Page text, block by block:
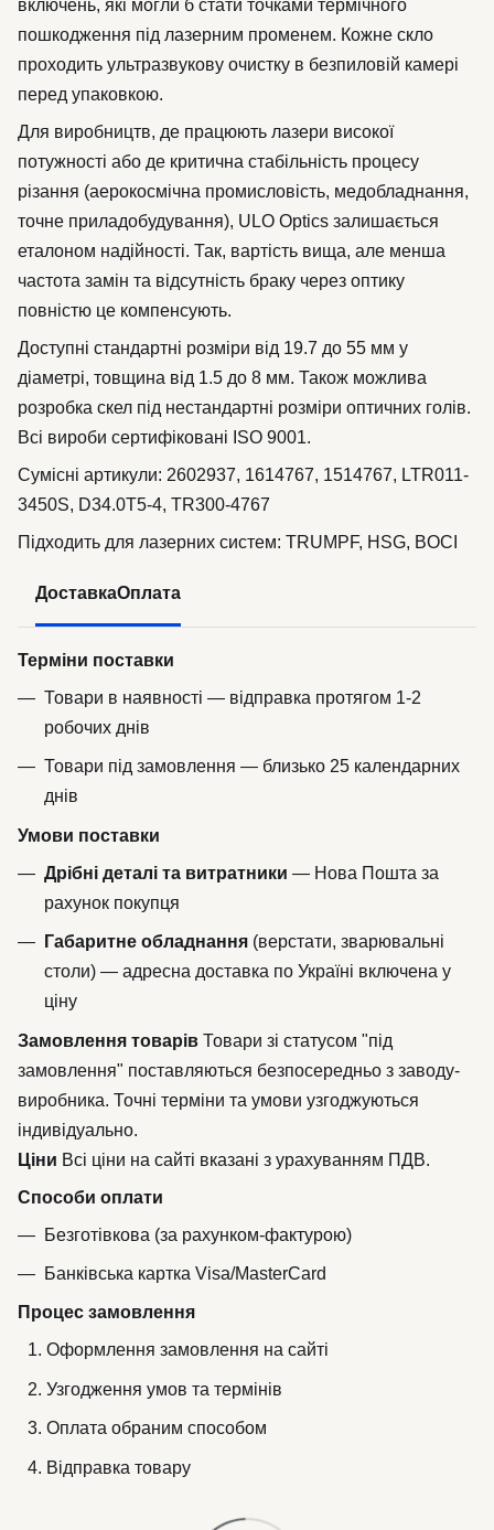
включень, які могли б стати точками термічного
пошкодження під лазерним променем. Кожне скло
проходить ультразвукову очистку в безпиловій камері
перед упаковкою.
Для виробництв, де працюють лазери високої
потужності або де критична стабільність процесу
різання (аерокосмічна промисловість, медобладнання,
точне приладобудування), ULO Optics залишається
еталоном надійності. Так, вартість вища, але менша
частота замін та відсутність браку через оптику
повністю це компенсують.
Доступні стандартні розміри від 19.7 до 55 мм у
діаметрі, товщина від 1.5 до 8 мм. Також можлива
розробка скел під нестандартні розміри оптичних голів.
Всі вироби сертифіковані ISO 9001.
Сумісні артикули: 2602937, 1614767, 1514767, LTR011-
3450S, D34.0T5-4, TR300-4767
Підходить для лазерних систем: TRUMPF, HSG, BOCI
ДоставкаОплата
Терміни поставки
Товари в наявності — відправка протягом 1-2
робочих днів
Товари під замовлення — близько 25 календарних
днів
Умови поставки
Дрібні деталі та витратники — Нова Пошта за
рахунок покупця
Габаритне обладнання (верстати, зварювальні
столи) — адресна доставка по Україні включена у
ціну
Замовлення товарів Товари зі статусом "під
замовлення" поставляються безпосередньо з заводу-
виробника. Точні терміни та умови узгоджуються
індивідуально.
Ціни Всі ціни на сайті вказані з урахуванням ПДВ.
Способи оплати
Безготівкова (за рахунком-фактурою)
Банківська картка Visa/MasterCard
Процес замовлення
Оформлення замовлення на сайті
Узгодження умов та термінів
Оплата обраним способом
Відправка товару